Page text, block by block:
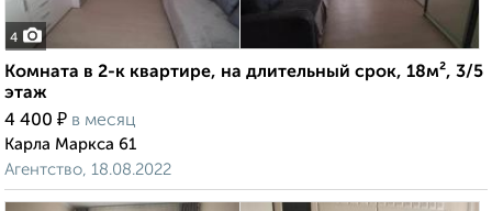
4
Комната в 2-к квартире, на длительный срок, 18м², 3/5
этаж
4 400 ₽ в месяц
Карла Маркса 61
Агентство, 18.08.2022